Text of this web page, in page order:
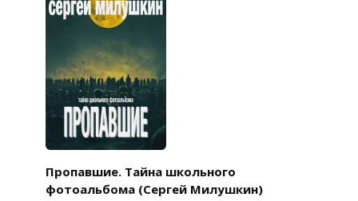
Пропавшие. Тайна школьного
фотоальбома (Сергей Милушкин)